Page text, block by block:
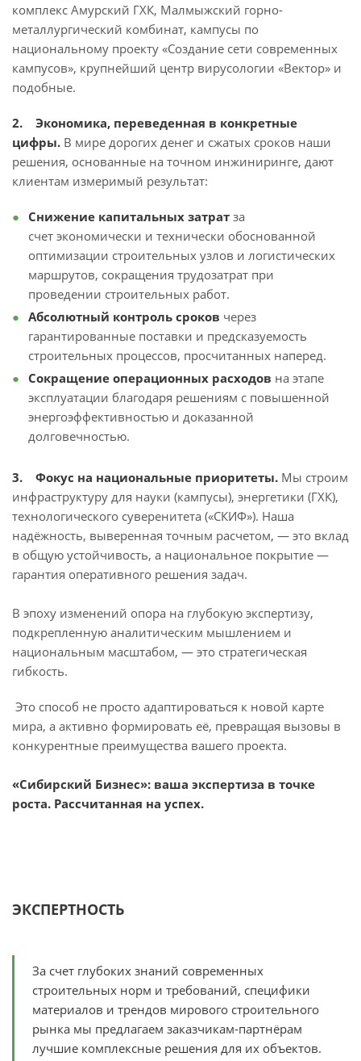
комплекс Амурский ГХК, Малмыжский горно-
металлургический комбинат, кампусы по
национальному проекту «Создание сети современных
кампусов», крупнейший центр вирусологии «Вектор» и
подобные.
2. Экономика, переведенная в конкретные
цифры. В мире дорогих денег и сжатых сроков наши
решения, основанные на точном инжиниринге, дают
клиентам измеримый результат:
Снижение капитальных затрат за
счет экономически и технически обоснованной
оптимизации строительных узлов и логистических
маршрутов, сокращения трудозатрат при
проведении строительных работ.
Абсолютный контроль сроков через
гарантированные поставки и предсказуемость
строительных процессов, просчитанных наперед.
Сокращение операционных расходов на этапе
эксплуатации благодаря решениям с повышенной
энергоэффективностью и доказанной
долговечностью.
3. Фокус на национальные приоритеты. Мы строим
инфраструктуру для науки (кампусы), энергетики (ГХК),
технологического суверенитета («СКИФ»). Наша
надёжность, выверенная точным расчетом, — это вклад
в общую устойчивость, а национальное покрытие —
гарантия оперативного решения задач.
В эпоху изменений опора на глубокую экспертизу,
подкрепленную аналитическим мышлением и
национальным масштабом, — это стратегическая
гибкость.
Это способ не просто адаптироваться к новой карте
мира, а активно формировать её, превращая вызовы в
конкурентные преимущества вашего проекта.
«Сибирский Бизнес»: ваша экспертиза в точке
роста. Рассчитанная на успех.
ЭКСПЕРТНОСТЬ
За счет глубоких знаний современных
строительных норм и требований, специфики
материалов и трендов мирового строительного
рынка мы предлагаем заказчикам-партнёрам
лучшие комплексные решения для их объектов.